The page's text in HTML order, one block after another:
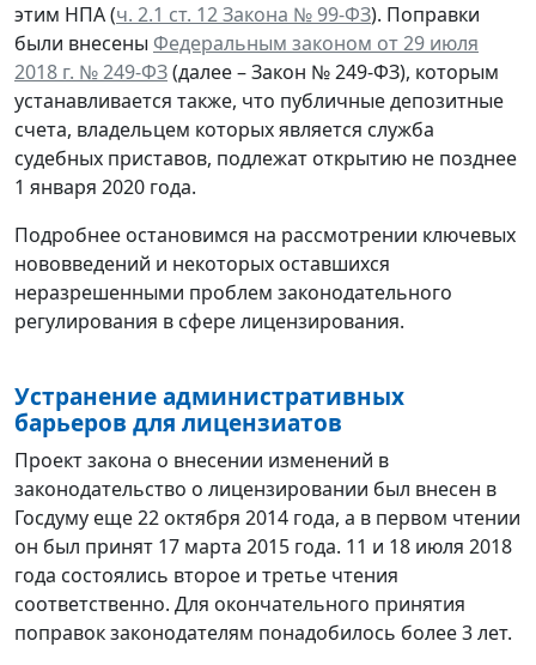
этим НПА (ч. 2.1 ст. 12 Закона № 99-ФЗ). Поправки
были внесены Федеральным законом от 29 июля
2018 г. № 249-ФЗ(далее – Закон № 249-ФЗ), которым
устанавливается также, что публичные депозитные
счета, владельцем которых является служба
судебных приставов, подлежат открытию не позднее
1 января 2020 года.
Подробнее остановимся на рассмотрении ключевых
нововведений и некоторых оставшихся
неразрешенными проблем законодательного
регулирования в сфере лицензирования.
Устранение административных
барьеров для лицензиатов
Проект закона о внесении изменений в
законодательство о лицензировании был внесен в
Госдуму еще 22 октября 2014 года, а в первом чтении
он был принят 17 марта 2015 года. 11 и 18 июля 2018
года состоялись второе и третье чтения
соответственно. Для окончательного принятия
поправок законодателям понадобилось более 3 лет.